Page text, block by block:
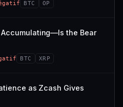
+0,1 %
#29
1 464 $
−3,6 %
#102
BTC OP
Accumulating—Is the Bear
BTC XRP
as Zcash Gives